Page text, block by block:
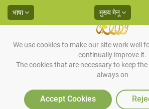
We use cookies to make our site work well
continually improve it.
The cookies that are necessary to keep
always on
Accept Cookies
भाषा मुख्य मेनू
सामग्री ( पैगंबर